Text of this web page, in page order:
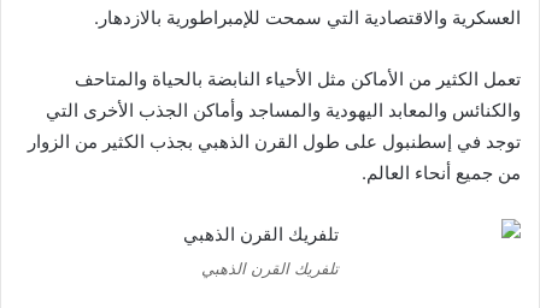
العسكرية والاقتصادية التي سمحت للإمبراطورية بالازدهار.
تعمل الكثير من الأماكن مثل الأحياء النابضة بالحياة والمتاحف
والكنائس والمعابد اليهودية والمساجد وأماكن الجذب الأخرى التي
توجد في إسطنبول على طول القرن الذهبي بجذب الكثير من الزوار
من جميع أنحاء العالم.
تلفريك القرن الذهبي